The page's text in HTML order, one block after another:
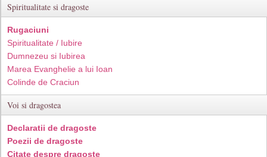
Spiritualitate si dragoste
Rugaciuni
Spiritualitate / Iubire
Dumnezeu si Iubirea
Marea Evanghelie a lui Ioan
Colinde de Craciun
Voi si dragostea
Declaratii de dragoste
Poezii de dragoste
Citate despre dragoste